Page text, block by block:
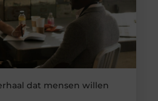
dat mensen willen